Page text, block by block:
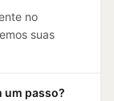
no
suas
um passo?